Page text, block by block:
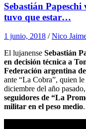
Sebastián
tuvo que estar…
1 junio, 2018 /Nico
El lujanense Sebastián
en decisión técnica a
Federación argentina
ante “La Cobra”, quien
diciembre del año pasado,
seguidores de “La
militar en el peso medio.